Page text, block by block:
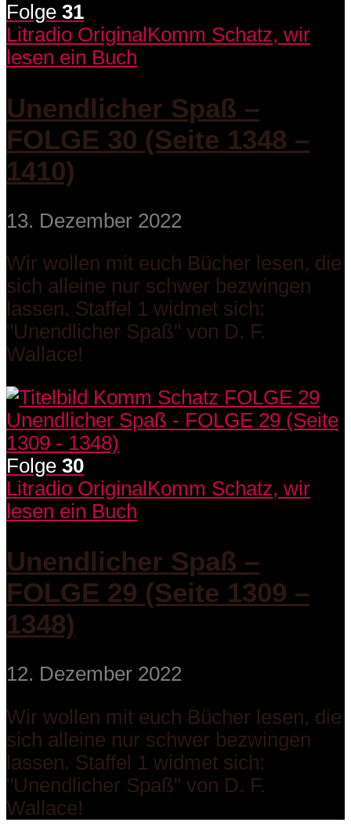
Folge 31
Litradio Original Komm Schatz, wir
lesen ein Buch
Unendlicher Spaß –
FOLGE 30 (Seite 1348 –
1410)
13. Dezember 2022
Wir wollen mit euch Bücher lesen, die
sich alleine nur schwer bezwingen
lassen. Staffel 1 widmet sich:
"Unendlicher Spaß" von D. F.
Wallace!
Folge 30
Litradio Original Komm Schatz, wir
lesen ein Buch
Unendlicher Spaß –
FOLGE 29 (Seite 1309 –
1348)
12. Dezember 2022
Wir wollen mit euch Bücher lesen, die
sich alleine nur schwer bezwingen
lassen. Staffel 1 widmet sich:
"Unendlicher Spaß" von D. F.
Wallace!